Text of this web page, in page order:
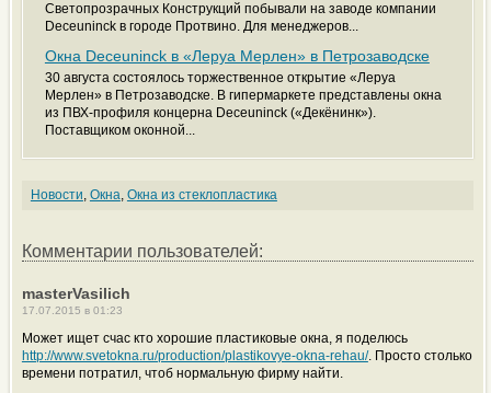
Светопрозрачных Конструкций побывали на заводе компании
Deceuninck в городе Протвино. Для менеджеров...
Окна Deceuninck в «Леруа Мерлен» в Петрозаводске
30 августа состоялось торжественное открытие «Леруа
Мерлен» в Петрозаводске. В гипермаркете представлены окна
из ПВХ-профиля концерна Deceuninck («Декёнинк»).
Поставщиком оконной...
Новости, Окна, Окна из стеклопластика
Комментарии пользователей:
masterVasilich
17.07.2015 в 01:23
Может ищет счас кто хорошие пластиковые окна, я поделюсь
http://www.svetokna.ru/production/plastikovye-okna-rehau/. Просто столько
времени потратил, чтоб нормальную фирму найти.